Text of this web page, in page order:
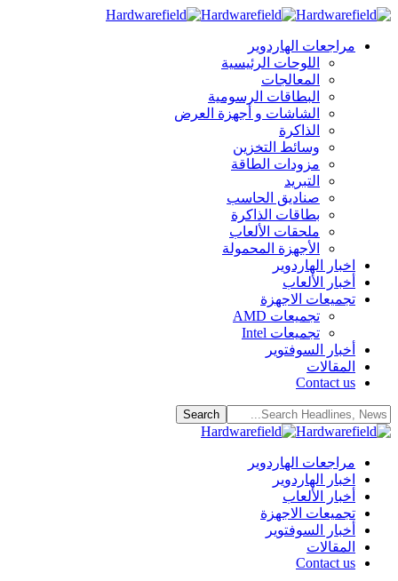
مراجعات الهاردوير
اللوحات الرئيسية
المعالجات
البطاقات الرسومية
الشاشات و أجهزة العرض
الذاكرة
وسائط التخزين
مزودات الطاقة
التبريد
صناديق الحاسب
بطاقات الذاكرة
ملحقات الألعاب
الأجهزة المحمولة
اخبار الهاردوير
أخبار الألعاب
تجميعات الاجهزة
تجميعات AMD
تجميعات Intel
أخبار السوفتوير
المقالات
Contact us
مراجعات الهاردوير
اخبار الهاردوير
أخبار الألعاب
تجميعات الاجهزة
أخبار السوفتوير
المقالات
Contact us